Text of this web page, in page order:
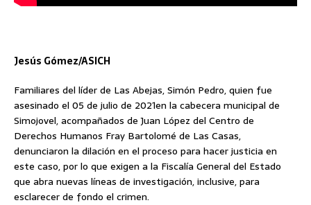
Jesús Gómez/ASICH
Familiares del líder de Las Abejas, Simón Pedro, quien fue
asesinado el 05 de julio de 2021en la cabecera municipal de
Simojovel, acompañados de Juan López del Centro de
Derechos Humanos Fray Bartolomé de Las Casas,
denunciaron la dilación en el proceso para hacer justicia en
este caso, por lo que exigen a la Fiscalía General del Estado
que abra nuevas líneas de investigación, inclusive, para
esclarecer de fondo el crimen.